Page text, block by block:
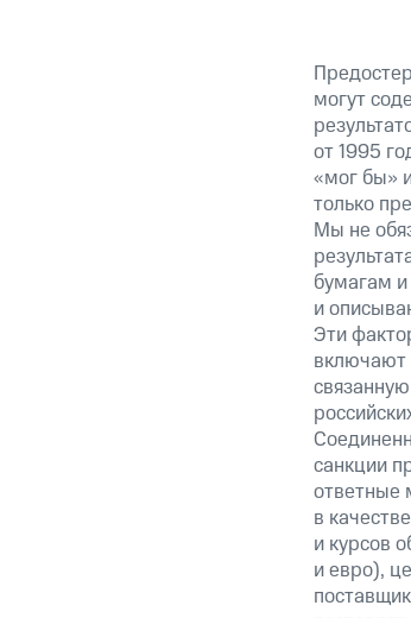
могут
от 1995
«мог бы»
только
Мы не
бумагам
и
Эти
включают
санкции
ответные
в
и курсов
и евро),